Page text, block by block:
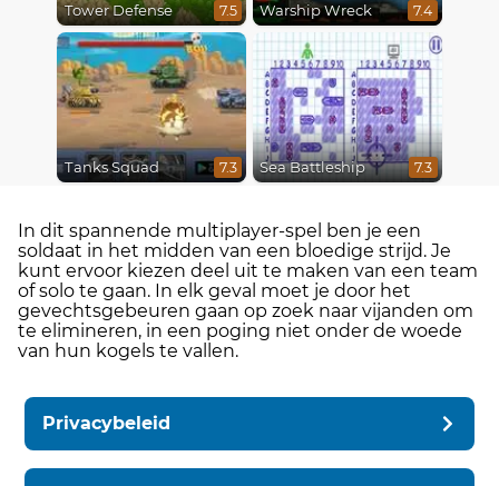
Tower Defense 7.5 Warship Wreck 7.4
Tanks Squad 7.3 Sea Battleship 7.3
In dit spannende multiplayer-spel ben je een
soldaat in het midden van een bloedige strijd. Je
kunt ervoor kiezen deel uit te maken van een team
of solo te gaan. In elk geval moet je door het
gevechtsgebeuren gaan op zoek naar vijanden om
te elimineren, in een poging niet onder de woede
van hun kogels te vallen.
Privacybeleid